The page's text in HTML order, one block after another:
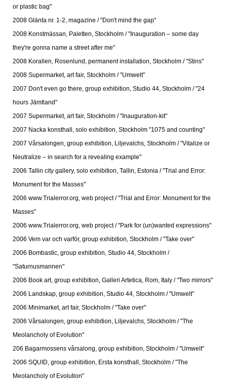
or plastic bag"
2008 Glänta nr. 1-2, magazine / "Don't mind the gap"
2008 Konstmässan, Paletten, Stockholm / "Inauguration – some day
they're gonna name a street after me"
2008 Korallen, Rosenlund, permanent installation, Stockholm / "Stins"
2008 Supermarket, art fair, Stockholm / "Umwelt"
2007 Don't even go there, group exhibition, Studio 44, Stockholm / "24
hours Jämtland"
2007 Supermarket, art fair, Stockholm / "Inauguration-kit"
2007 Nacka konsthall, solo exhibition, Stockholm "1075 and counting"
2007 Vårsalongen, group exhibition, Liljevalchs, Stockholm / "Vitalize or
Neutralize – in search for a revealing example"
2006 Tallin city gallery, solo exhibition, Tallin, Estonia / "Trial and Error:
Monument for the Masses"
2006 www.Trialerror.org, web project / "Trial and Error: Monument for the
Masses"
2006 www.Trialerror.org, web project / "Park for (un)wanted expressions"
2006 Vem var och varför, group exhibition, Stockholm / "Take over"
2006 Bombastic, group exhibition, Studio 44, Stockholm /
"Saturnusmannen"
2006 Book art, group exhibition, Galleri Artetica, Rom, Italy / "Two mirrors"
2006 Landskap, group exhibition, Studio 44, Stockholm / "Umwelt"
2006 Minimarket, art fair, Stockholm / "Take over"
2006 Vårsalongen, group exhibition, Liljevalchs, Stockholm / "The
Meolancholy of Evolution"
206 Bagarmossens vårsalong, group exhibition, Stockholm / "Umwelt"
2006 SQUID, group exhibition, Ersta konsthall, Stockholm / "The
Meolancholy of Evolution"